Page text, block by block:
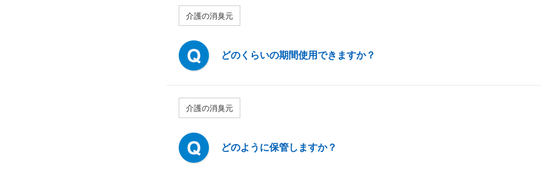
介護の消臭元
どのくらいの期間使用できますか？
介護の消臭元
どのように保管しますか？